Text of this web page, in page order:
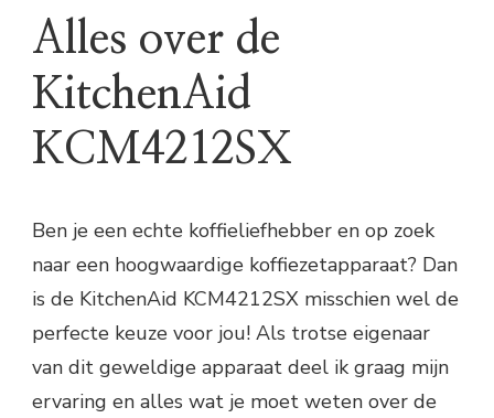
Alles over de
KitchenAid
KCM4212SX
Ben je een echte koffieliefhebber en op zoek
naar een hoogwaardige koffiezetapparaat? Dan
is de KitchenAid KCM4212SX misschien wel de
perfecte keuze voor jou! Als trotse eigenaar
van dit geweldige apparaat deel ik graag mijn
ervaring en alles wat je moet weten over de